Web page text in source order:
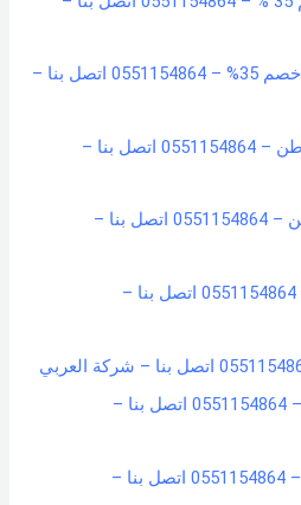
شركة تنظيف خزانات بحائل خصم 35% – 0551154864 اتصل بنا –
شركة تنظيف كنب بحفر الباطن – 0551154864 اتصل بنا –
شركة نقل عفش بحفر الباطن – 0551154864 اتصل بنا –
شركة تنظيف كنب بسكاكا – 0551154864 اتصل بنا –
شركة تنظيف سجاد بسكاكا – 0551154864 اتصل بنا –
شركة تنظيف منازل بسكاكا – 0551154864 اتصل بنا –